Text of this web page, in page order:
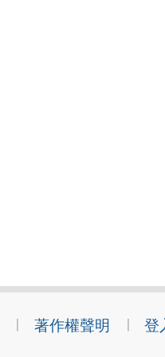
著作權聲明 登